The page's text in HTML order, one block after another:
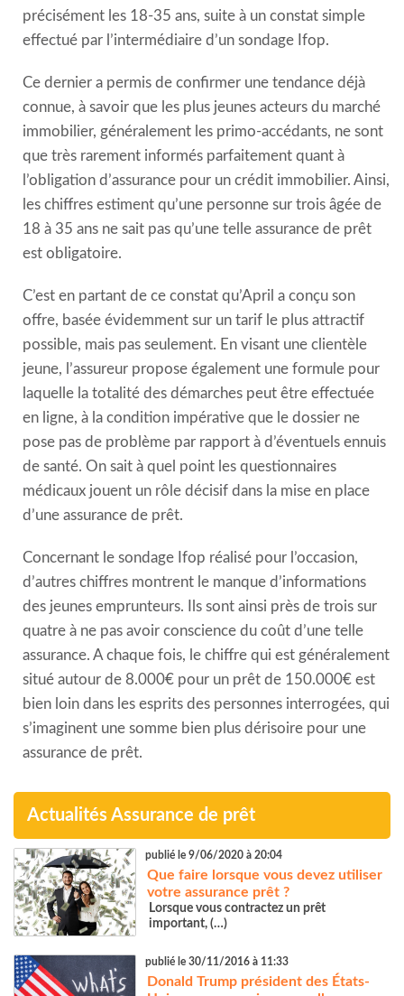
précisément les 18-35 ans, suite à un constat simple
effectué par l’intermédiaire d’un sondage Ifop.
Ce dernier a permis de confirmer une tendance déjà
connue, à savoir que les plus jeunes acteurs du marché
immobilier, généralement les primo-accédants, ne sont
que très rarement informés parfaitement quant à
l’obligation d’assurance pour un crédit immobilier. Ainsi,
les chiffres estiment qu’une personne sur trois âgée de
18 à 35 ans ne sait pas qu’une telle assurance de prêt
est obligatoire.
C’est en partant de ce constat qu’April a conçu son
offre, basée évidemment sur un tarif le plus attractif
possible, mais pas seulement. En visant une clientèle
jeune, l’assureur propose également une formule pour
laquelle la totalité des démarches peut être effectuée
en ligne, à la condition impérative que le dossier ne
pose pas de problème par rapport à d’éventuels ennuis
de santé. On sait à quel point les questionnaires
médicaux jouent un rôle décisif dans la mise en place
d’une assurance de prêt.
Concernant le sondage Ifop réalisé pour l’occasion,
d’autres chiffres montrent le manque d’informations
des jeunes emprunteurs. Ils sont ainsi près de trois sur
quatre à ne pas avoir conscience du coût d’une telle
assurance. A chaque fois, le chiffre qui est généralement
situé autour de 8.000€ pour un prêt de 150.000€ est
bien loin dans les esprits des personnes interrogées, qui
s’imaginent une somme bien plus dérisoire pour une
assurance de prêt.
Actualités Assurance de prêt
publié le 9/06/2020 à 20:04
Que faire lorsque vous devez utiliser
votre assurance prêt ?
Lorsque vous contractez un prêt
important, (…)
publié le 30/11/2016 à 11:33
Donald Trump président des États-